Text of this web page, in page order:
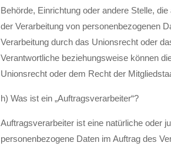
Behörde, Einrichtung oder andere Stelle,
der Verarbeitung von personenbezogenen
Verarbeitung durch das Unionsrecht oder
Verantwortliche beziehungsweise können
Unionsrecht oder dem Recht der
h) Was ist ein „Auftragsverarbeiter“?
Auftragsverarbeiter ist eine natürliche oder
personenbezogene Daten im Auftrag des